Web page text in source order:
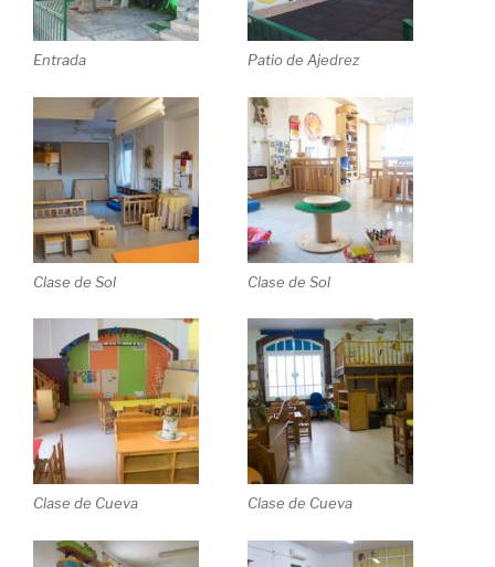
Entrada Patio de Ajedrez
Clase de Sol Clase de Sol
Clase de Cueva Clase de Cueva